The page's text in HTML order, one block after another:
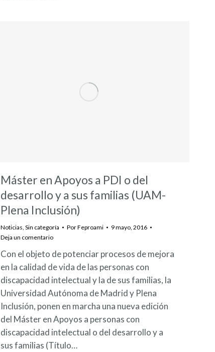
Máster en Apoyos a PDI o del
desarrollo y a sus familias (UAM-
Plena Inclusión)
Noticias Sin categoría PorFeproami
9 mayo, 2016
Deja un comentario
Con el objeto de potenciar procesos de mejora
en la calidad de vida de las personas con
discapacidad intelectual y la de sus familias, la
Universidad Autónoma de Madrid y Plena
Inclusión, ponen en marcha una nueva edición
del Máster en Apoyos a personas con
discapacidad intelectual o del desarrollo y a
sus familias (Título…